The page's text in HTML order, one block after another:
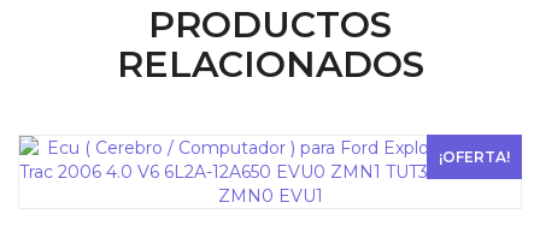
$ 300.
$ 200.
PRODUCTOS
RELACIONADOS
¡OFERTA!